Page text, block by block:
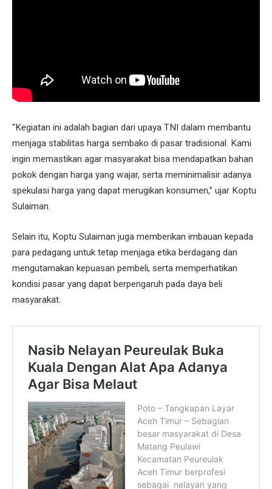
“Kegiatan ini adalah bagian dari upaya TNI dalam membantu
menjaga stabilitas harga sembako di pasar tradisional. Kami
ingin memastikan agar masyarakat bisa mendapatkan bahan
pokok dengan harga yang wajar, serta meminimalisir adanya
spekulasi harga yang dapat merugikan konsumen,” ujar Koptu
Sulaiman.
Selain itu, Koptu Sulaiman juga memberikan imbauan kepada
para pedagang untuk tetap menjaga etika berdagang dan
mengutamakan kepuasan pembeli, serta memperhatikan
kondisi pasar yang dapat berpengaruh pada daya beli
masyarakat.